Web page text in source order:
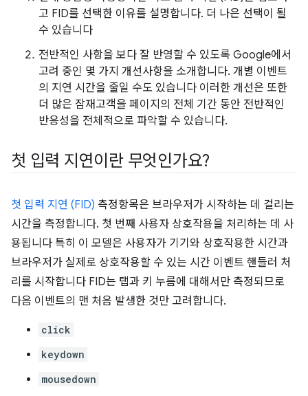
고 FID를 선택한 이유를 설명합니다. 더 나은 선택이 될
수 있습니다
전반적인 사항을 보다 잘 반영할 수 있도록 Google에서
고려 중인 몇 가지 개선사항을 소개합니다. 개별 이벤트
의 지연 시간을 줄일 수도 있습니다 이러한 개선은 또한
더 많은 잠재고객을 페이지의 전체 기간 동안 전반적인
반응성을 전체적으로 파악할 수 있습니다.
첫 입력 지연이란 무엇인가요?
첫 입력 지연 (FID) 측정항목은 브라우저가 시작하는 데 걸리는
시간을 측정합니다. 첫 번째 사용자 상호작용을 처리하는 데 사
용됩니다 특히 이 모델은 사용자가 기기와 상호작용한 시간과
브라우저가 실제로 상호작용할 수 있는 시간 이벤트 핸들러 처
리를 시작합니다 FID는 탭과 키 누름에 대해서만 측정되므로
다음 이벤트의 맨 처음 발생한 것만 고려합니다.
click
keydown
mousedown